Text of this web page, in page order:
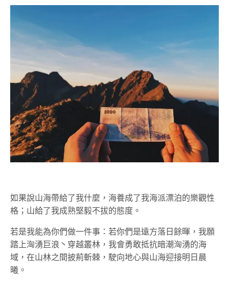
如果說山海帶給了我什麼，海養成了我海派漂泊的樂觀性
格；山給了我成熟堅毅不拔的態度。
若是我能為你們做一件事：若你們是遠方落日餘暉，我願
踏上洶湧巨浪丶穿越叢林，我會勇敢抵抗暗潮洶湧的海
域，在山林之間披荊斬棘，駛向地心與山海迎接明日晨
曦。